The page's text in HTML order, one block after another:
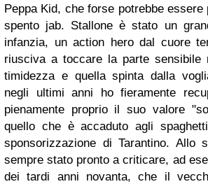
Peppa Kid, che forse potrebbe essere
spento jab. Stallone è stato un
infanzia, un action hero dal cuore
riusciva a toccare la parte sensibile
timidezza e quella spinta dalla
negli ultimi anni ho fieramente
pienamente proprio il suo valore
quello che è accaduto agli
sponsorizzazione di Tarantino. Allo
sempre stato pronto a criticare, ad
dei tardi anni novanta, che il